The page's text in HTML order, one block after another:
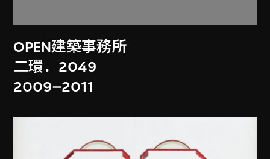
OPEN建築事務所
二環．2049
2009–2011